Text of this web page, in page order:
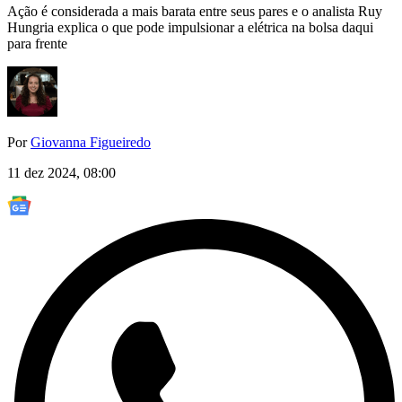
Ação é considerada a mais barata entre seus pares e o analista Ruy
Hungria explica o que pode impulsionar a elétrica na bolsa daqui
para frente
PorGiovanna Figueiredo
11 dez 2024, 08:00